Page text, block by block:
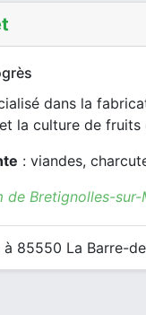
dans la
la culture de fruits
: viandes,
de Bretignolles-sur-
à 85550 La Barre-